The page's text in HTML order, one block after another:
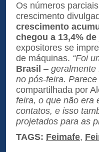
Os números
crescimento
crescimento
chegou a 13,4%
expositores se
de máquinas. “Foi
Brasil – geralmente
no pós-feira.
compartilhada por
feira, o que não era
contatos, e isso
projetados para as
TAGS: Feimafe,